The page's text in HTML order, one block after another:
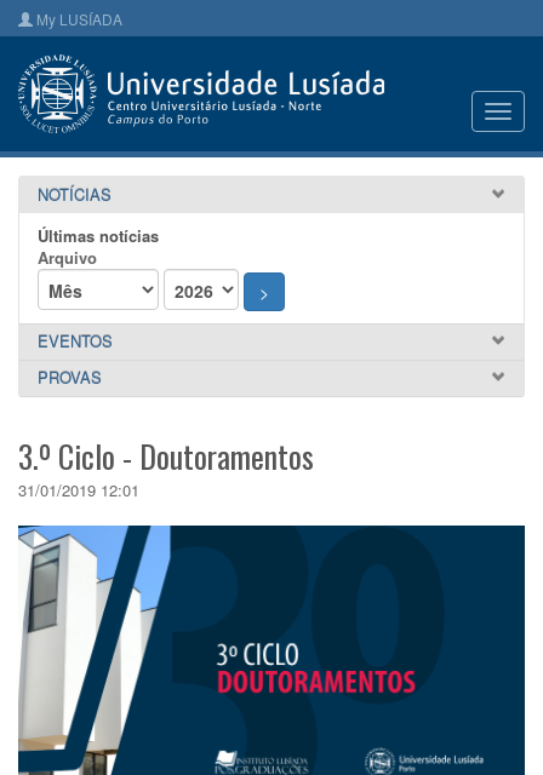
My LUSÍADA
NOTÍCIAS
Últimas notícias
Arquivo
>
EVENTOS
PROVAS
3.º Ciclo - Doutoramentos
31/01/2019 12:01